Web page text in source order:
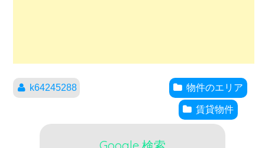
k64245288 物件のエリア
賃貸物件